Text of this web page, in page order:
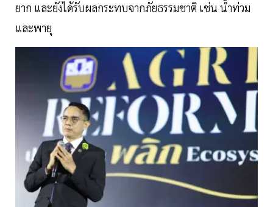
ยาก และยังได้รับผลกระทบจากภัยธรรมชาติ เช่น น้ำท่วม
และพายุ